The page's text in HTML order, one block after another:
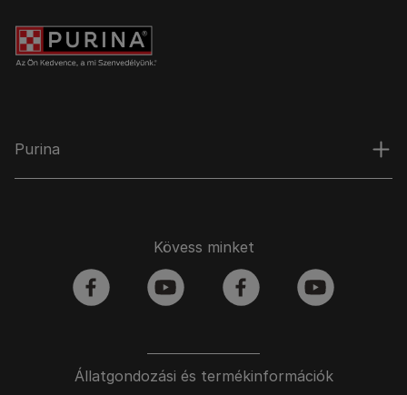
Purina
Állatgondozási és termékinformációk
Kövess minket
facebook youtube facebook youtube